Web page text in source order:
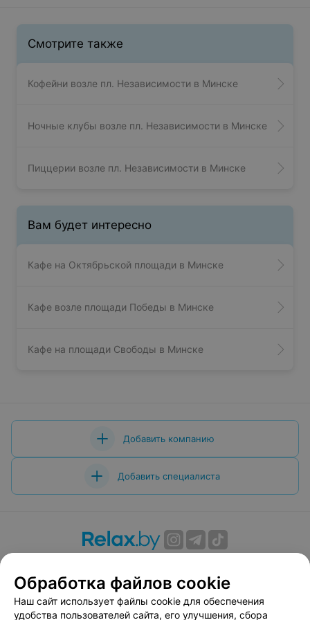
Смотрите также
Кофейни возле пл. Независимости в Минске
Ночные клубы возле пл. Независимости в Минске
Пиццерии возле пл. Независимости в Минске
Вам будет интересно
Кафе на Октябрьской площади в Минске
Кафе возле площади Победы в Минске
Кафе на площади Свободы в Минске
Добавить компанию
Добавить специалиста
Вакансии
Публичный договор
Способы оплаты
Публичный договор по использованию сервиса
«Афиша»
Обработка файлов cookie
Наш сайт использует файлы cookie для обеспечения
удобства пользователей сайта, его улучшения, сбора